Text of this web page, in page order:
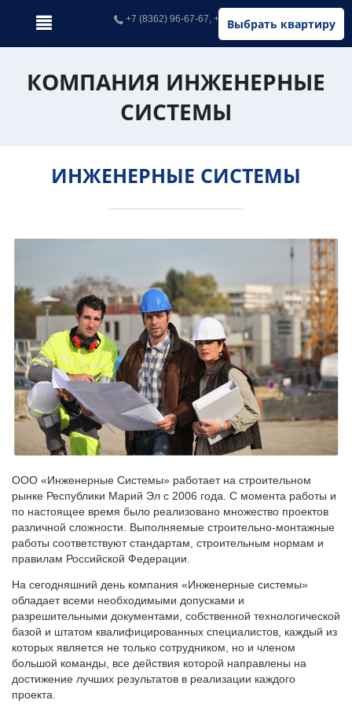
Выбрать квартиру
+7 (8362) 96-67-67, +7 (902) 326-67-67
КОМПАНИЯ ИНЖЕНЕРНЫЕ
СИСТЕМЫ
ИНЖЕНЕРНЫЕ СИСТЕМЫ
ООО «Инженерные Системы» работает на строительном
рынке Республики Марий Эл с 2006 года. С момента работы и
по настоящее время было реализовано множество проектов
различной сложности. Выполняемые строительно-монтажные
работы соответствуют стандартам, строительным нормам и
правилам Российской Федерации.
На сегодняшний день компания «Инженерные системы»
обладает всеми необходимыми допусками и
разрешительными документами, собственной технологической
базой и штатом квалифицированных специалистов, каждый из
которых является не только сотрудником, но и членом
большой команды, все действия которой направлены на
достижение лучших результатов в реализации каждого
проекта.